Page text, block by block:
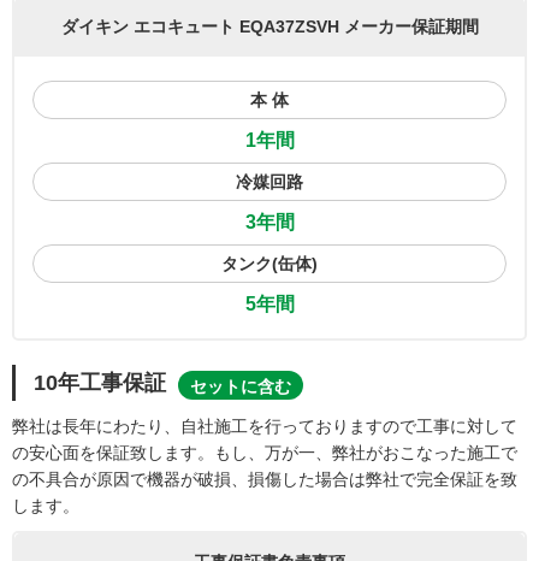
ダイキン エコキュート EQA37ZSVH メーカー保証期間
本 体
1年間
冷媒回路
3年間
タンク(缶体)
5年間
10年工事保証 セットに含む
弊社は長年にわたり、自社施工を行っておりますので工事に対して
の安心面を保証致します。もし、万が一、弊社がおこなった施工で
の不具合が原因で機器が破損、損傷した場合は弊社で完全保証を致
します。